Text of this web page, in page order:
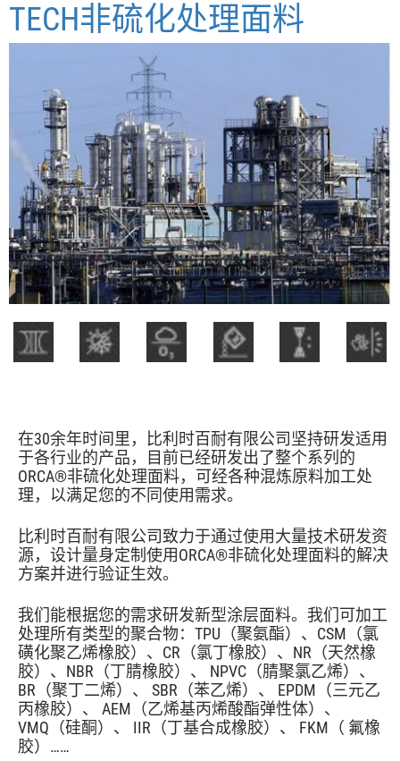
TECH非硫化处理面料
在30余年时间里，比利时百耐有限公司坚持研发适用
于各行业的产品，目前已经研发出了整个系列的
ORCA®非硫化处理面料，可经各种混炼原料加工处
理，以满足您的不同使用需求。
比利时百耐有限公司致力于通过使用大量技术研发资
源，设计量身定制使用ORCA®非硫化处理面料的解决
方案并进行验证生效。
我们能根据您的需求研发新型涂层面料。我们可加工
处理所有类型的聚合物：TPU（聚氨酯）、CSM（氯
磺化聚乙烯橡胶）、CR（氯丁橡胶）、NR（天然橡
胶）、NBR（丁腈橡胶）、 NPVC（腈聚氯乙烯）、
BR（聚丁二烯）、 SBR（苯乙烯）、 EPDM（三元乙
丙橡胶）、 AEM（乙烯基丙烯酸酯弹性体）、
VMQ（硅酮）、 IIR（丁基合成橡胶）、 FKM（ 氟橡
胶）……